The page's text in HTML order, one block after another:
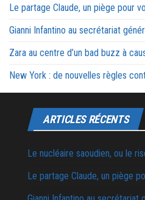
Le partage Claude, un piège pour
Gianni Infantino au secrétariat
Zara au centre d’un bad buzz à
New York : de nouvelles règles
ARTICLES RÉCENTS
Le nucléaire saoudien, ou le
Le partage Claude, un piège